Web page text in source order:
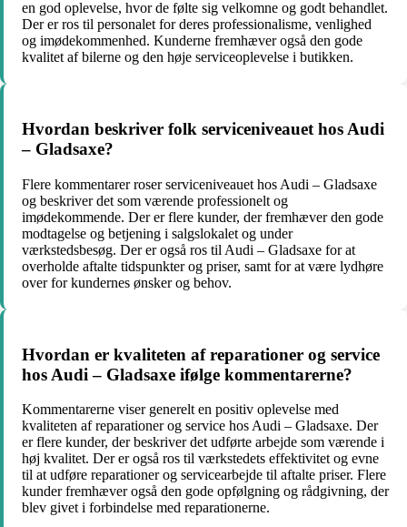
en god oplevelse, hvor de følte sig velkomne og godt behandlet.
Der er ros til personalet for deres professionalisme, venlighed
og imødekommenhed. Kunderne fremhæver også den gode
kvalitet af bilerne og den høje serviceoplevelse i butikken.
Hvordan beskriver folk serviceniveauet hos Audi
– Gladsaxe?
Flere kommentarer roser serviceniveauet hos Audi – Gladsaxe
og beskriver det som værende professionelt og
imødekommende. Der er flere kunder, der fremhæver den gode
modtagelse og betjening i salgslokalet og under
værkstedsbesøg. Der er også ros til Audi – Gladsaxe for at
overholde aftalte tidspunkter og priser, samt for at være lydhøre
over for kundernes ønsker og behov.
Hvordan er kvaliteten af reparationer og service
hos Audi – Gladsaxe ifølge kommentarerne?
Kommentarerne viser generelt en positiv oplevelse med
kvaliteten af reparationer og service hos Audi – Gladsaxe. Der
er flere kunder, der beskriver det udførte arbejde som værende i
høj kvalitet. Der er også ros til værkstedets effektivitet og evne
til at udføre reparationer og servicearbejde til aftalte priser. Flere
kunder fremhæver også den gode opfølgning og rådgivning, der
blev givet i forbindelse med reparationerne.